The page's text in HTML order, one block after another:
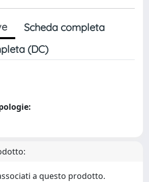
Scheda completa
(DC)
a questo prodotto.